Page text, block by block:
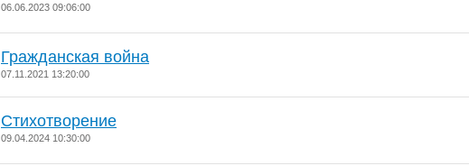
06.06.2023 09:06:00
Гражданская война
07.11.2021 13:20:00
Стихотворение
09.04.2024 10:30:00